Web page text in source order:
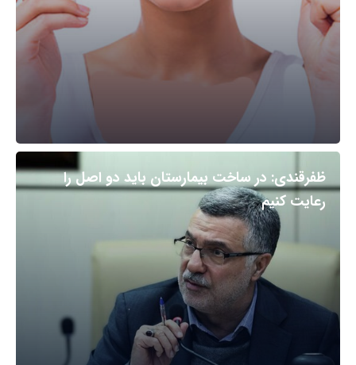
ظفرقندی: در ساخت بیمارستان باید دو اصل را
رعایت کنیم